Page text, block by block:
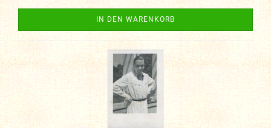
IN DEN WARENKORB